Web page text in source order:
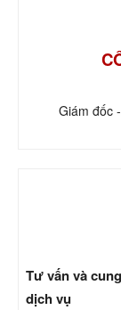
Giám đốc
Tư vấn và
dịch vụ